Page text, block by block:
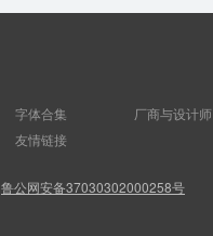
字体合集
厂商与设计师
友情链接
鲁公网安备37030302000258号